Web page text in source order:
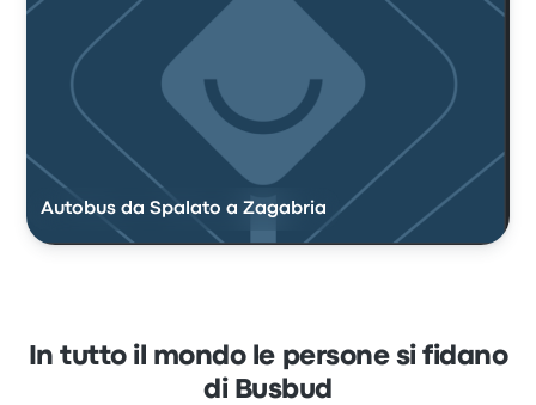
Autobus da Spalato a Zagabria
In tutto il mondo le persone si fidano
di Busbud